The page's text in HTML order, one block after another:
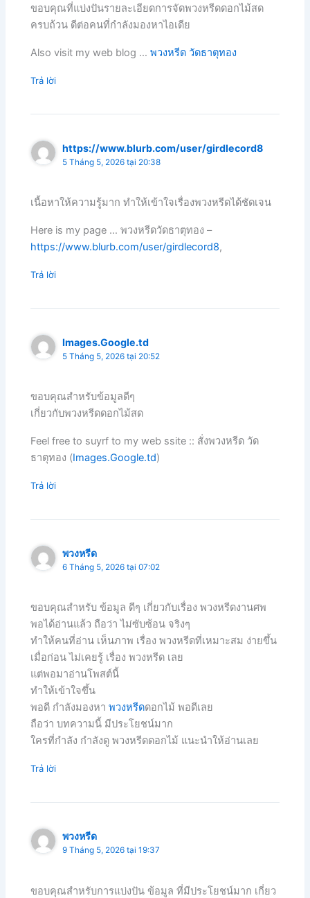
ขอบคุณที่แบ่งปันรายละเอียดการจัดพวงหรีดดอกไม้สด
ครบถ้วน ดีต่อคนที่กำลังมองหาไอเดีย
Also visit my web blog …พวงหรีด วัดธาตุทอง
Trả lời
https://www.blurb.com/user/girdlecord8
5 Tháng 5, 2026 tại 20:38
เนื้อหาให้ความรู้มาก ทำให้เข้าใจเรื่องพวงหรีดได้ชัดเจน
Here is my page … พวงหรีดวัดธาตุทอง –
https://www.blurb.com/user/girdlecord8,
Trả lời
Images.Google.td
5 Tháng 5, 2026 tại 20:52
ขอบคุณสำหรับข้อมูลดีๆ
เกี่ยวกับพวงหรีดดอกไม้สด
Feel free to suyrf to my web ssite :: สั่งพวงหรีด วัด
ธาตุทอง (Images.Google.td)
Trả lời
พวงหรีด
6 Tháng 5, 2026 tại 07:02
ขอบคุณสำหรับ ข้อมูล ดีๆ เกี่ยวกับเรื่อง พวงหรีดงานศพ
พอได้อ่านแล้ว ถือว่า ไม่ซับซ้อน จริงๆ
ทำให้คนที่อ่าน เห็นภาพ เรื่อง พวงหรีดที่เหมาะสม ง่ายขึ้น
เมื่อก่อน ไม่เคยรู้ เรื่อง พวงหรีด เลย
แต่พอมาอ่านโพสต์นี้
ทำให้เข้าใจขึ้น
พอดี กำลังมองหาพวงหรีดดอกไม้ พอดีเลย
ถือว่า บทความนี้ มีประโยชน์มาก
ใครที่กำลัง กำลังดู พวงหรีดดอกไม้ แนะนำให้อ่านเลย
Trả lời
พวงหรีด
9 Tháng 5, 2026 tại 19:37
ขอบคุณสำหรับการแบ่งปัน ข้อมูล ที่มีประโยชน์มาก เกี่ยว